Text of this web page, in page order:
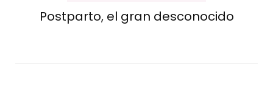
Postparto, el gran desconocido